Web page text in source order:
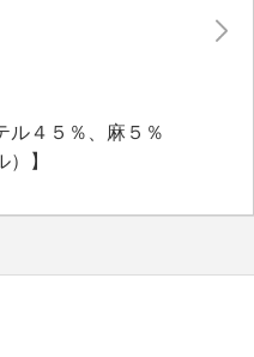
ル４５％、麻５％
】
白不可